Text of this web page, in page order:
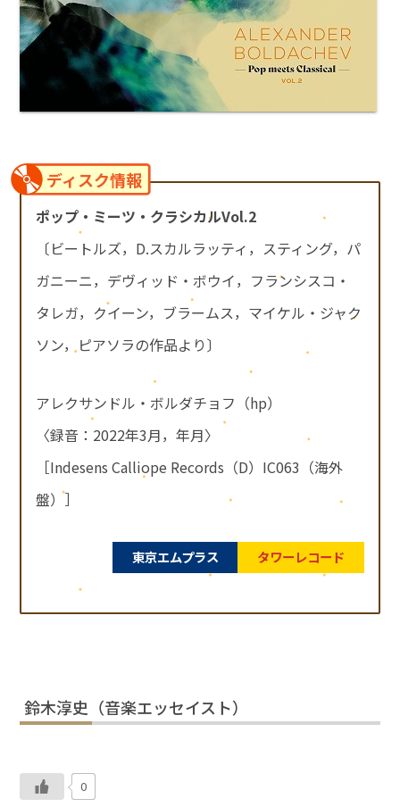
ディスク情報
ポップ・ミーツ・クラシカルVol.2
〔ビートルズ，D.スカルラッティ，スティング，パ
ガニーニ，デヴィッド・ボウイ，フランシスコ・
タレガ，クイーン，ブラームス，マイケル・ジャク
ソン，ピアソラの作品より〕
アレクサンドル・ボルダチョフ（hp）
〈録音：2022年3月，年月〉
［Indesens Calliope Records（D）IC063（海外
盤）］
東京エムプラス タワーレコード
鈴木淳史（音楽エッセイスト）
0